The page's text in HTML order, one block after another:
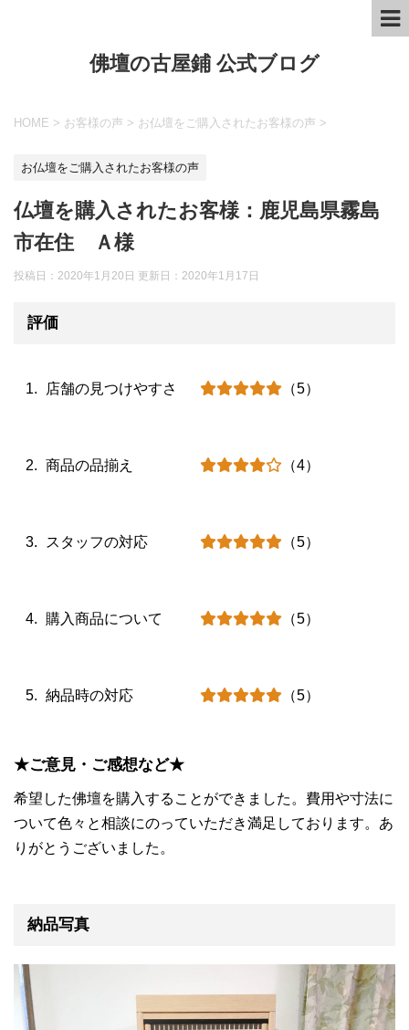
佛壇の古屋鋪 公式ブログ
HOME > お客様の声 > お仏壇をご購入されたお客様の声 >
お仏壇をご購入されたお客様の声
仏壇を購入されたお客様：鹿児島県霧島
市在住 Ａ様
投稿日：2020年1月20日 更新日： 2020年1月17日
評価
店舗の見つけやすさ （5）
商品の品揃え （4）
スタッフの対応 （5）
購入商品について （5）
納品時の対応 （5）
★ご意見・ご感想など★
希望した佛壇を購入することができました。費用や寸法に
ついて色々と相談にのっていただき満足しております。あ
りがとうございました。
納品写真